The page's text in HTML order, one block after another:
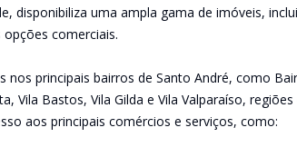
disponibiliza uma ampla gama de imóveis,
opções comerciais.
nos principais bairros de Santo André, como
Vila Bastos, Vila Gilda e Vila Valparaíso,
aos principais comércios e serviços, como: